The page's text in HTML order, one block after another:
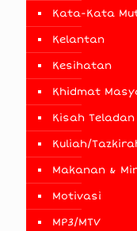
Kata-Kata
Kelantan
Kesihatan
Khidmat
Kisah Teladan
Kuliah/
Makanan &
Motivasi
MP3/MTV